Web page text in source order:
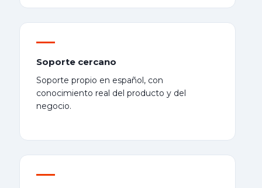
Soporte cercano
Soporte propio en español, con
conocimiento real del producto y del
negocio.